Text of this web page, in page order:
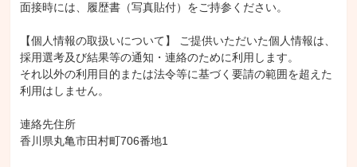
面接時には、履歴書（写真貼付）をご持参ください。
【個人情報の取扱いについて】 ご提供いただいた個人情報は、
採用選考及び結果等の通知・連絡のために利用します。
それ以外の利用目的または法令等に基づく要請の範囲を超えた
利用はしません。
連絡先住所
香川県丸亀市田村町706番地1